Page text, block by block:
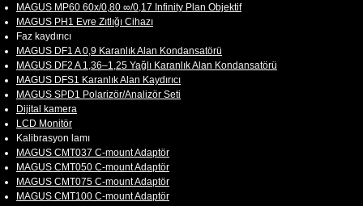
MAGUS MP60 60х/0,80 ∞/0,17 Infinity Plan Objektif
MAGUS PH1 Evre Zıtlığı Cihazı
Faz kaydırıcı
MAGUS DF1 A 0,9 Karanlık Alan Kondansatörü
MAGUS DF2 A 1,36–1,25 Yağlı Karanlık Alan Kondansatörü
MAGUS DFS1 Karanlık Alan Kaydırıcı
MAGUS SPD1 Polarizör/Analizör Seti
Dijital kamera
LCD Monitör
Kalibrasyon lamı
MAGUS CMT037 C-mount Adaptör
MAGUS CMT050 C-mount Adaptör
MAGUS CMT075 C-mount Adaptör
MAGUS CMT100 C-mount Adaptör